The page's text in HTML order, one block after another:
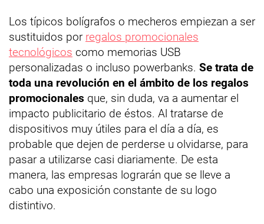
Los típicos bolígrafos o mecheros empiezan a ser
sustituidos por regalos promocionales
tecnológicos como memorias USB
personalizadas o incluso powerbanks. Se trata de
toda una revolución en el ámbito de los regalos
promocionales que, sin duda, va a aumentar el
impacto publicitario de éstos. Al tratarse de
dispositivos muy útiles para el día a día, es
probable que dejen de perderse u olvidarse, para
pasar a utilizarse casi diariamente. De esta
manera, las empresas lograrán que se lleve a
cabo una exposición constante de su logo
distintivo.